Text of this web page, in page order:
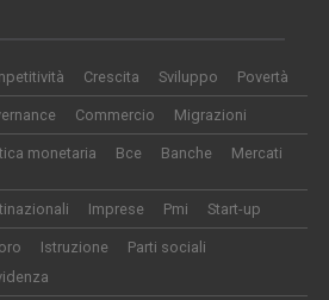
Crescita Sviluppo Povertà
Commercio Migrazioni
monetaria Bce Banche Mercati
Imprese Pmi Start-up
Istruzione
Parti sociali